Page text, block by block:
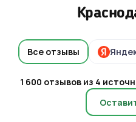
Все отзывы
1 600 отзывов из 4